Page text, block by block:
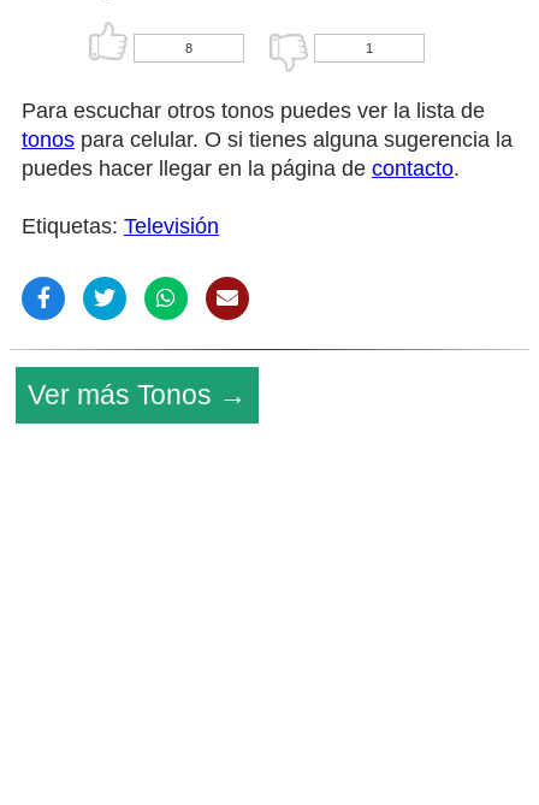
8 1
Para escuchar otros tonos puedes ver la lista de
tonos para celular. O si tienes alguna sugerencia la
puedes hacer llegar en la página de contacto.
Etiquetas: Televisión
Ver más Tonos →